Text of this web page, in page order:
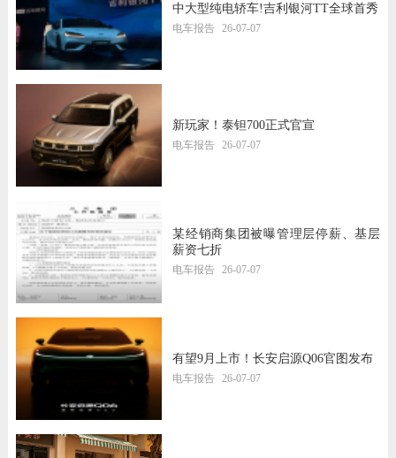
中大型纯电轿车!吉利银河TT全球首秀
电车报告 26-07-07
新玩家！泰钽700正式官宣
电车报告 26-07-07
某经销商集团被曝管理层停薪、基层
薪资七折
电车报告 26-07-07
有望9月上市！长安启源Q06官图发布
电车报告 26-07-07